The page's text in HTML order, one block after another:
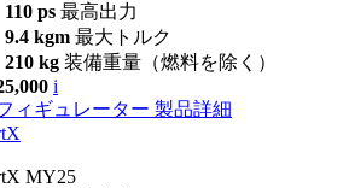
110 ps 最高出力
9.4 kgm 最大トルク
210 kg 装備重量（燃料を除く）
i
ィギュレーター 製品詳細
MY25